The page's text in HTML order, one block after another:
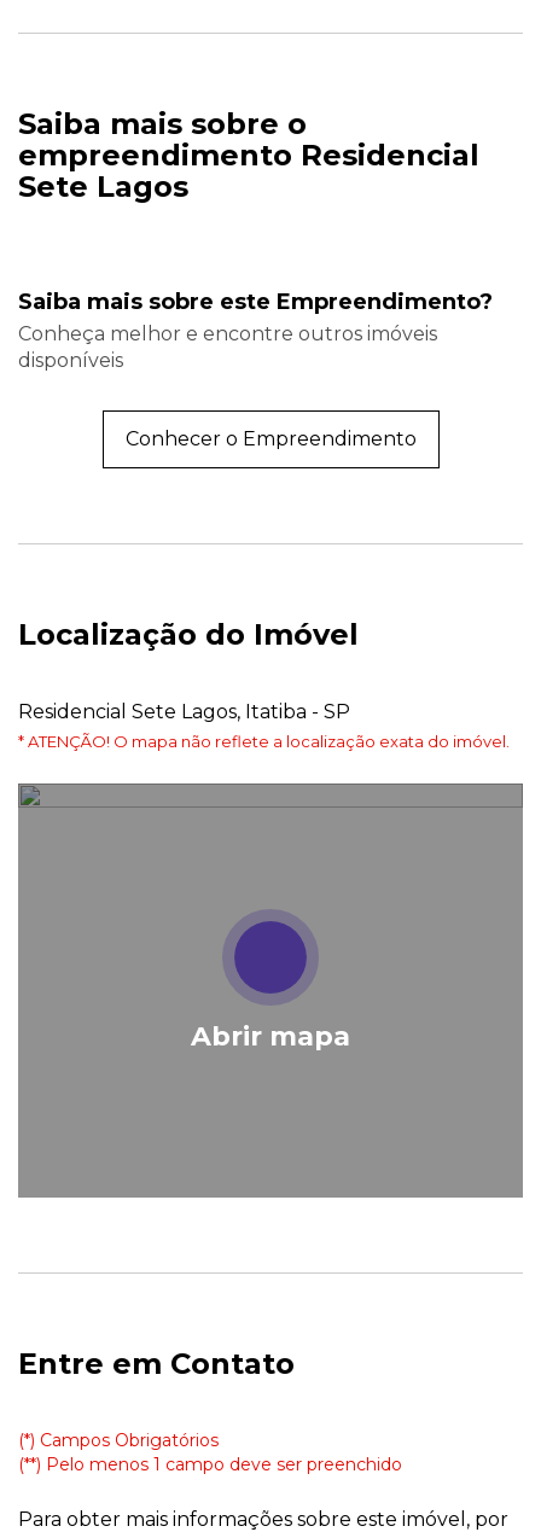
Saiba mais sobre o
empreendimento Residencial
Sete Lagos
Saiba mais sobre este Empreendimento?
Conheça melhor e encontre outros imóveis
disponíveis
Conhecer o Empreendimento
Localização do Imóvel
Residencial Sete Lagos, Itatiba - SP
* ATENÇÃO! O mapa não reflete a localização exata do imóvel.
Abrir mapa
Entre em Contato
(*) Campos Obrigatórios
(**) Pelo menos 1 campo deve ser preenchido
Para obter mais informações sobre este imóvel, por